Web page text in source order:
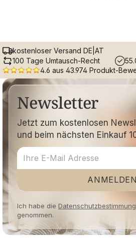
kostenloser Versand DE|AT
100 Tage Umtausch-Recht
4.6 aus 43.974 Produkt-
Newsletter
Jetzt zum kostenlosen
und beim nächsten Einkauf
ANMELDEN
Ich habe die
genommen.